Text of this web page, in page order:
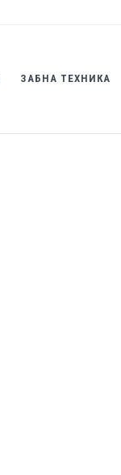
ЗАБНА ТЕХНИКА